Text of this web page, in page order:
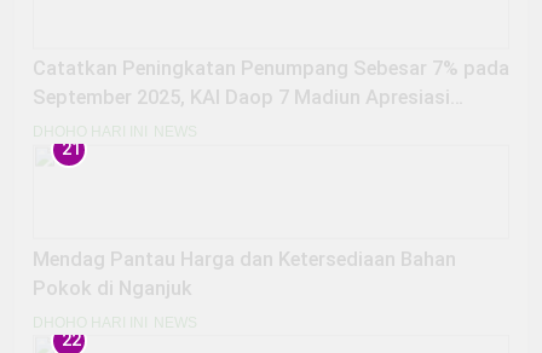
Catatkan Peningkatan Penumpang Sebesar 7% pada
September 2025, KAI Daop 7 Madiun Apresiasi
Pelanggan KA
DHOHO HARI INI NEWS
21
Mendag Pantau Harga dan Ketersediaan Bahan
Pokok di Nganjuk
DHOHO HARI INI NEWS
22